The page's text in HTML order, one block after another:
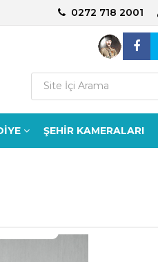
0272 718 2001
ŞEHİR KAMERALARI